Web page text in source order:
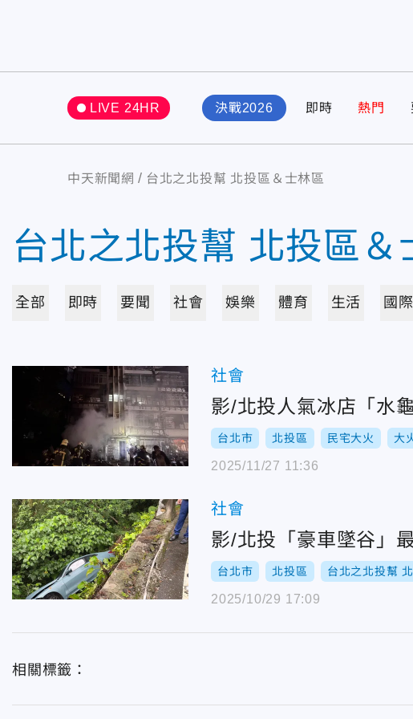
LIVE 24HR 決戰2026 即時 熱門
中天新聞網 台北之北投幫 北投區＆士林區
台北之北投幫 北投區＆
全部 即時 要聞 社會 娛樂 體育 生活 國際
社會
影/北投人氣冰店「水
台北市 北投區 民宅大火 大
2025/11/27 11:36
社會
影/北投「豪車墜谷」
台北市 北投區 台北之北投幫
2025/10/29 17:09
相關標籤：